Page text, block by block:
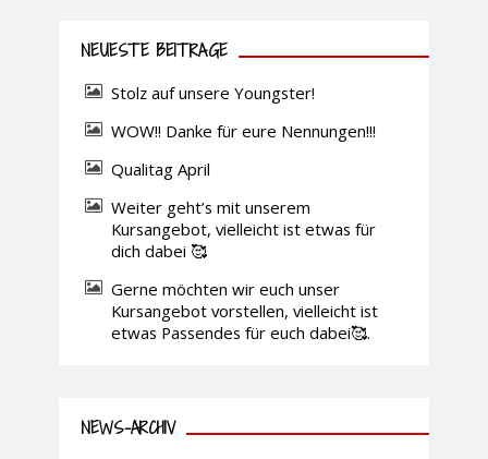
NEUESTE BEITRÄGE
Stolz auf unsere Youngster!
WOW!! Danke für eure Nennungen!!!
Qualitag April
Weiter geht’s mit unserem
Kursangebot, vielleicht ist etwas für
dich dabei 🥰
Gerne möchten wir euch unser
Kursangebot vorstellen, vielleicht ist
etwas Passendes für euch dabei🥰.
NEWS-ARCHIV